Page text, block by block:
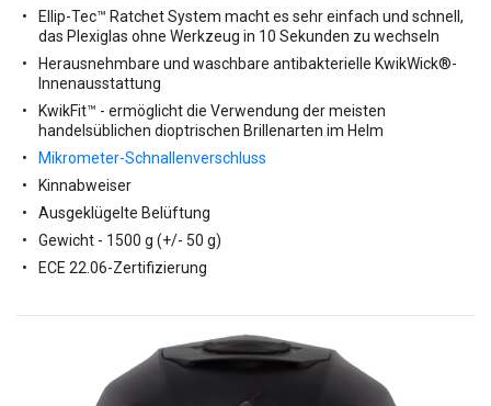
Ellip-Tec™ Ratchet System macht es sehr einfach und schnell,
das Plexiglas ohne Werkzeug in 10 Sekunden zu wechseln
Herausnehmbare und waschbare antibakterielle KwikWick®-
Innenausstattung
KwikFit™ - ermöglicht die Verwendung der meisten
handelsüblichen dioptrischen Brillenarten im Helm
Mikrometer-Schnallenverschluss
Kinnabweiser
Ausgeklügelte Belüftung
Gewicht - 1500 g (+/- 50 g)
ECE 22.06-Zertifizierung